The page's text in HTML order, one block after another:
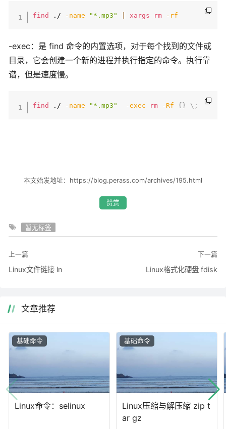
find ./ -name "*.mp3" xargs rm -rf
-exec：是 find 命令的内置选项，对于每个找到的文件或
目录，它会创建一个新的进程并执行指定的命令。执行靠
谱，但是速度慢。
find ./ -name "*.mp3" -exec rm -Rf { } \ ;
本文始发地址：https://blog.perass.com/archives/195.html
赞赏
暂无标签
上一篇
Linux文件链接 ln
下一篇
Linux格式化硬盘 fdisk
文章推荐
Linux命令：selinux
基础命令
Linux压缩与解压缩 zip t
ar gz
基础命令